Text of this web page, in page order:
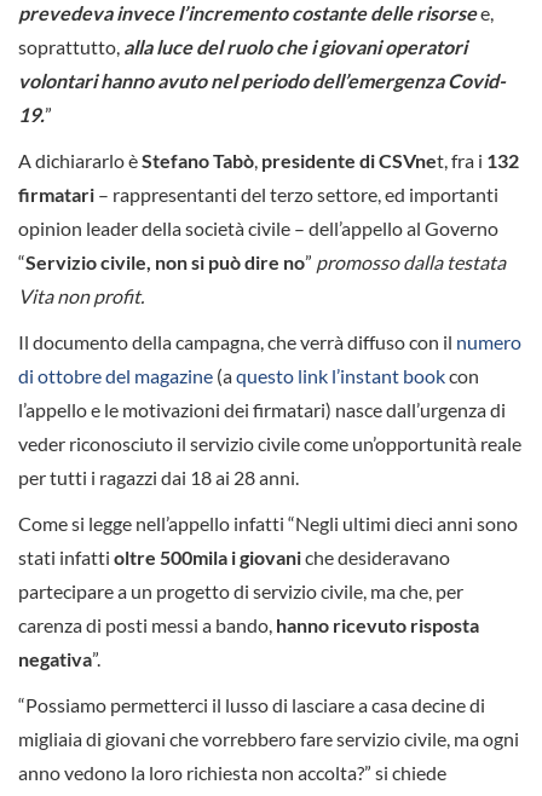
prevedeva invece l’incremento costante delle risorsee,
soprattutto, alla luce del ruolo che i giovani operatori
volontari hanno avuto nel periodo dell’emergenza Covid-
19.”
A dichiararlo èStefano Tabò, presidente di CSVnet, fra i 132
firmatari – rappresentanti del terzo settore, ed importanti
opinion leader della società civile – dell’appello al Governo
“Servizio civile, non si può dire no” promosso dalla testata
Vita non profit.
Il documento della campagna, che verrà diffuso con il numero
di ottobre del magazine (aquesto link l’instant bookcon
l’appello e le motivazioni dei firmatari) nasce dall’urgenza di
veder riconosciuto il servizio civile come un’opportunità reale
per tutti i ragazzi dai 18 ai 28 anni.
Come si legge nell’appello infatti “Negli ultimi dieci anni sono
stati infatti oltre 500mila i giovaniche desideravano
partecipare a un progetto di servizio civile, ma che, per
carenza di posti messi a bando, hanno ricevuto risposta
negativa”.
“Possiamo permetterci il lusso di lasciare a casa decine di
migliaia di giovani che vorrebbero fare servizio civile, ma ogni
anno vedono la loro richiesta non accolta?” si chiede